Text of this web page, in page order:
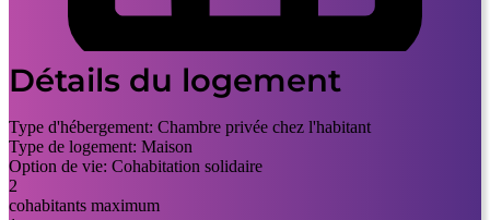
Détails du logement
Type d'hébergement: Chambre privée chez l'habitant
Type de logement: Maison
Option de vie: Cohabitation solidaire
2
cohabitants maximum